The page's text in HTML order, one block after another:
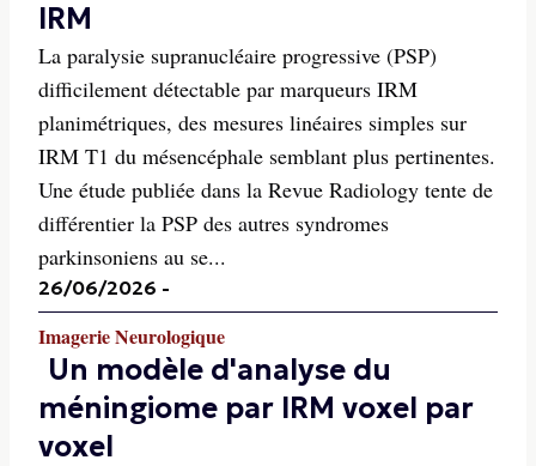
IRM
La paralysie supranucléaire progressive (PSP)
difficilement détectable par marqueurs IRM
planimétriques, des mesures linéaires simples sur
IRM T1 du mésencéphale semblant plus pertinentes.
Une étude publiée dans la Revue Radiology tente de
différentier la PSP des autres syndromes
parkinsoniens au se...
26/06/2026 -
Imagerie Neurologique
Un modèle d'analyse du
méningiome par IRM voxel par
voxel